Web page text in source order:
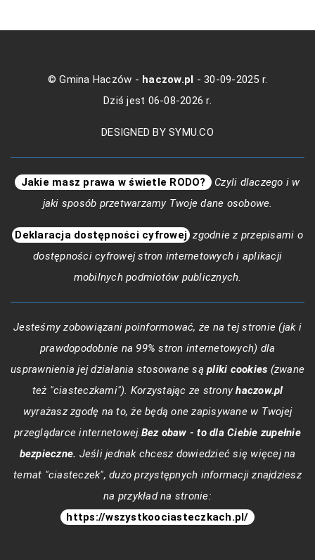
© Gmina Haczów - haczow.pl
- 30-09-2025 r.
Dziś jest 06-08-2026 r.
DESIGNED BY SYMU.CO
Jakie masz prawa w świetle RODO?
Czyli dlaczego i w
jaki sposób przetwarzamy Twoje dane osobowe.
Deklaracja dostępności cyfrowej zgodnie z przepisami o
dostępności cyfrowej stron internetowych i aplikacji
mobilnych podmiotów publicznych.
Jesteśmy zobowiązani poinformować, że na tej stronie (jak i
prawdopodobnie na 99% stron internetowych) dla
usprawnienia jej działania stosowane są pliki cookies (zwane
też "ciasteczkami"). Korzystając ze stronyhaczow.pl
wyrażasz zgodę na to, że będą one zapisywane w Twojej
przeglądarce internetowej.Bez obaw - to dla Ciebie zupełnie
bezpieczne. Jeśli jednak chcesz dowiedzieć się więcej na
temat "ciasteczek", dużo przystępnych informacji znajdziesz
na przykład na stronie:
https://wszystkoociasteczkach.pl/